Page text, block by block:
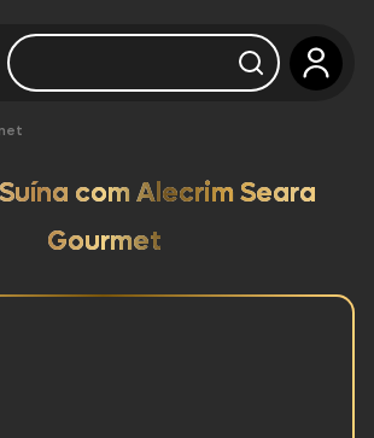
com Alecrim Seara
Gourmet